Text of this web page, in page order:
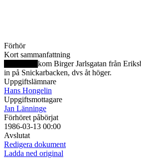
Förhör
Kort sammanfattning
kom Birger Jarlsgatan från
in på Snickarbacken, dvs åt höger.
Uppgiftslämnare
Hans Hongelin
Uppgiftsmottagare
Jan Länninge
Förhöret påbörjat
1986-03-13 00:00
Avslutat
Redigera dokument
Ladda ned original